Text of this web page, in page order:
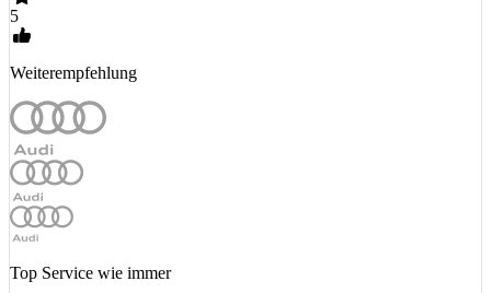
5
Weiterempfehlung
Top Service wie immer